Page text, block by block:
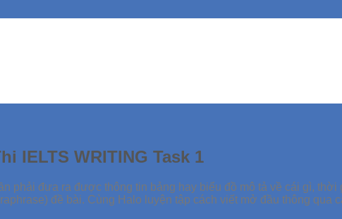
IELTS WRITING Task 1
phải đưa ra được thông tin bảng hay biểu đồ mô tả về cái gì,
đề bài. Cùng Halo luyện tập cách viết mở đầu thông qua